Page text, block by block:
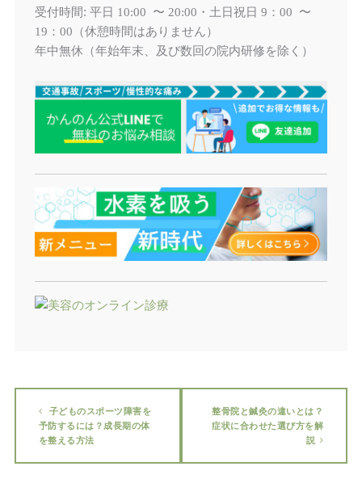
受付時間: 平日 10:00 〜 20:00・ 土日祝日 9：00 〜
19：00 （休憩時間はありません）
年中無休（年始年末、及び数回の院内研修を除く）
子どものスポーツ障害を
予防するには？成長期の体
を整える方法
整骨院と鍼灸の違いとは？
症状に合わせた選び方を解
説